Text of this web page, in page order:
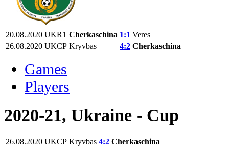
20.08.2020 UKR1 Cherkaschina 1:1 Veres
26.08.2020 UKCP Kryvbas 4:2 Cherkaschina
Games
Players
2020-21, Ukraine - Cup
26.08.2020 UKCP Kryvbas 4:2 Cherkaschina